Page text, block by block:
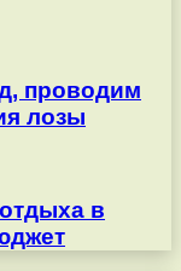
проводим
лозы
в